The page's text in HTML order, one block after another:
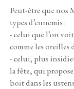
Peut-être que nos
types d’ennemis :
- celui que l’on
comme les oreilles
- celui, plus
la fête, qui
boit dans les